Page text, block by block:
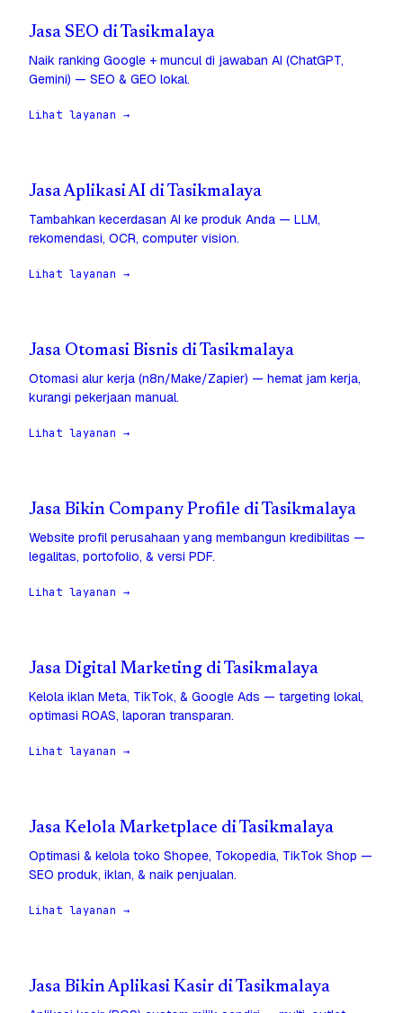
Jasa SEO di Tasikmalaya
Naik ranking Google + muncul di jawaban AI (ChatGPT,
Gemini) — SEO & GEO lokal.
Lihat layanan →
Jasa Aplikasi AI di Tasikmalaya
Tambahkan kecerdasan AI ke produk Anda — LLM,
rekomendasi, OCR, computer vision.
Lihat layanan →
Jasa Otomasi Bisnis di Tasikmalaya
Otomasi alur kerja (n8n/Make/Zapier) — hemat jam kerja,
kurangi pekerjaan manual.
Lihat layanan →
Jasa Bikin Company Profile di Tasikmalaya
Website profil perusahaan yang membangun kredibilitas —
legalitas, portofolio, & versi PDF.
Lihat layanan →
Jasa Digital Marketing di Tasikmalaya
Kelola iklan Meta, TikTok, & Google Ads — targeting lokal,
optimasi ROAS, laporan transparan.
Lihat layanan →
Jasa Kelola Marketplace di Tasikmalaya
Optimasi & kelola toko Shopee, Tokopedia, TikTok Shop —
SEO produk, iklan, & naik penjualan.
Lihat layanan →
Jasa Bikin Aplikasi Kasir di Tasikmalaya